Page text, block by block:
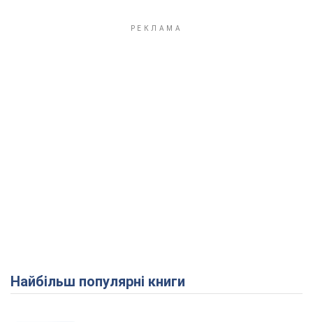
Найбільш популярні книги